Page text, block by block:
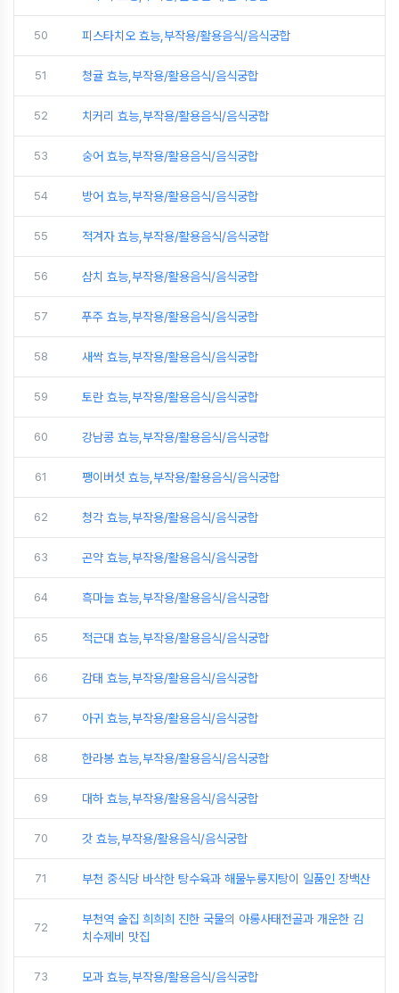
50 피스타치오 효능,부작용/활용음식/음식궁합
51 청귤 효능,부작용/활용음식/음식궁합
52 치커리 효능,부작용/활용음식/음식궁합
53 숭어 효능,부작용/활용음식/음식궁합
54 방어 효능,부작용/활용음식/음식궁합
55 적겨자 효능,부작용/활용음식/음식궁합
56 삼치 효능,부작용/활용음식/음식궁합
57 푸주 효능,부작용/활용음식/음식궁합
58 새싹 효능,부작용/활용음식/음식궁합
59 토란 효능,부작용/활용음식/음식궁합
60 강남콩 효능,부작용/활용음식/음식궁합
61 팽이버섯 효능,부작용/활용음식/음식궁합
62 청각 효능,부작용/활용음식/음식궁합
63 곤약 효능,부작용/활용음식/음식궁합
64 흑마늘 효능,부작용/활용음식/음식궁합
65 적근대 효능,부작용/활용음식/음식궁합
66 감태 효능,부작용/활용음식/음식궁합
67 아귀 효능,부작용/활용음식/음식궁합
68 한라봉 효능,부작용/활용음식/음식궁합
69 대하 효능,부작용/활용음식/음식궁합
70 갓 효능,부작용/활용음식/음식궁합
71 부천 중식당 바삭한 탕수육과 해물누룽지탕이 일품인 장백산
72
부천역 술집 희희희 진한 국물의 아롱사태전골과 개운한 김
치수제비 맛집
73 모과 효능,부작용/활용음식/음식궁합